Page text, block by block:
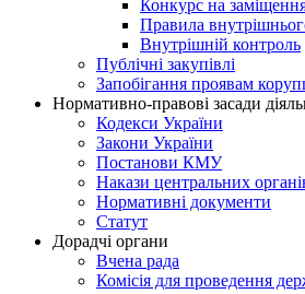
Конкурс на
Правила
Внутрішній контроль
Публічні закупівлі
Запобігання проявам
Нормативно-правові засади
Кодекси України
Закони України
Постанови КМУ
Накази центральних
Нормативні документи
Статут
Дорадчі органи
Вчена рада
Комісія для проведення